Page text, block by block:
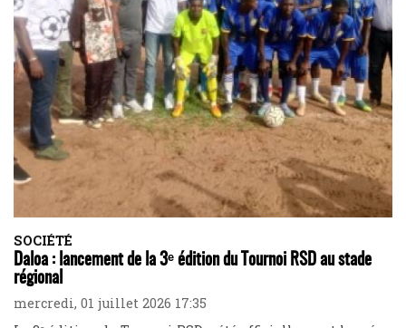
SOCIÉTÉ
Daloa : lancement de la 3ᵉ édition du Tournoi RSD au stade
régional
mercredi, 01 juillet 2026 17:35